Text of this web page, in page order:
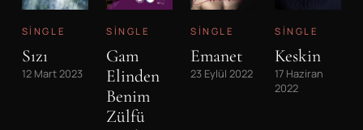
SINGLE
Sızı
12 Mart 2023
SINGLE
Gam
Elinden
Benim
Zülfü
SINGLE
Emanet
23 Eylül 2022
SINGLE
Keskin
17 Haziran
2022